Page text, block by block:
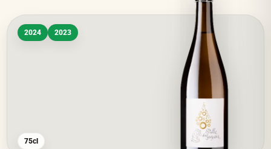
2024 2023
75cl